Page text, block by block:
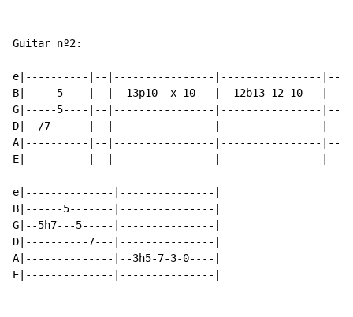
Guitar nº2:
e|----------|--|----------------|----------------|--8/
B|-----5----|--|--13p10--x-10---|--12b13-12-10---
G|-----5----|--|----------------|----------------
D|--/7------|--|----------------|----------------
A|----------|--|----------------|----------------
E|----------|--|----------------|----------------
e|--------------|---------------|
B|------5-------|---------------|
G|--5h7---5-----|---------------|
D|----------7---|---------------|
A|--------------|--3h5-7-3-0----|
E|--------------|---------------|